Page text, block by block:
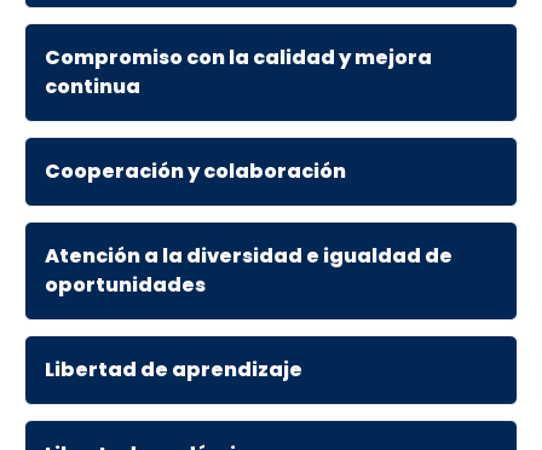
Compromiso con la calidad y mejora
continua
Cooperación y colaboración
Atención a la diversidad e igualdad de
oportunidades
Libertad de aprendizaje